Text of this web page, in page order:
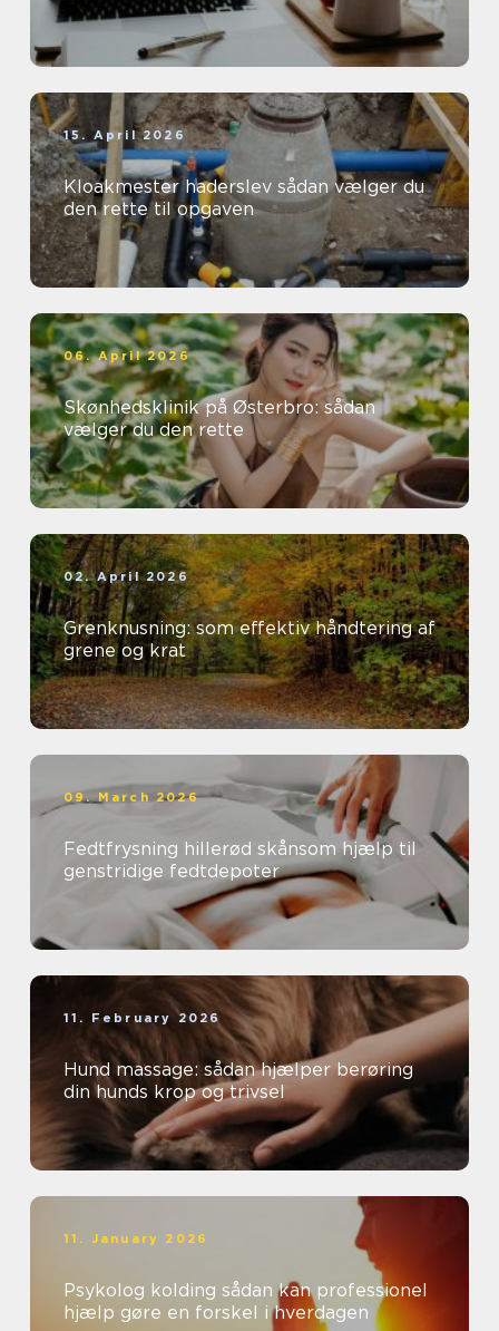
15. April 2026
Kloakmester haderslev sådan vælger du
den rette til opgaven
06. April 2026
Skønhedsklinik på Østerbro: sådan
vælger du den rette
02. April 2026
Grenknusning: som effektiv håndtering af
grene og krat
09. March 2026
Fedtfrysning hillerød skånsom hjælp til
genstridige fedtdepoter
11. February 2026
Hund massage: sådan hjælper berøring
din hunds krop og trivsel
11. January 2026
Psykolog kolding sådan kan professionel
hjælp gøre en forskel i hverdagen